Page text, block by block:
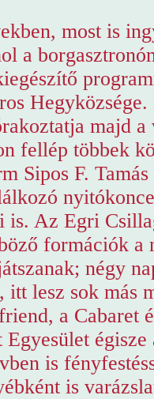
most is
a
majd a
fellép többek
Sipos F.
is. Az Egri
formációk a
négy
itt lesz sok más
a Cabaret
égisze
is
is